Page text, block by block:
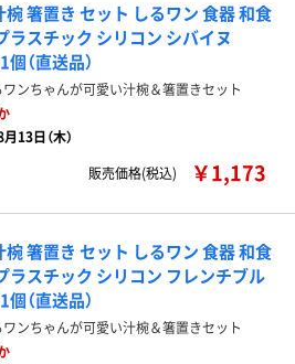
椀 箸置き セット しるワン 食器 和食
ラスチック シリコン シバイヌ
（直送品）
ンちゃんが可愛い汁椀＆箸置きセット
13日（木）
販売価格(税込)
￥1,173
椀 箸置き セット しるワン 食器 和食
ラスチック シリコン フレンチブル
（直送品）
ンちゃんが可愛い汁椀＆箸置きセット